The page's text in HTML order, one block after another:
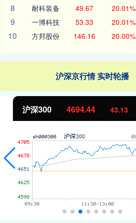
8 耐科装备 49.67 20.01%
9 一博科技 53.33 20.01%
10 方邦股份 146.16 20.00%
沪深京行情 实时轮播
沪深300 4694.44 43.13